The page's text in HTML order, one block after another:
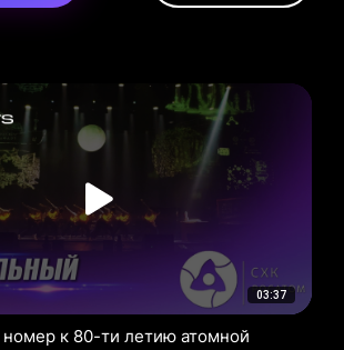
03:37
к 80-ти летию атомной